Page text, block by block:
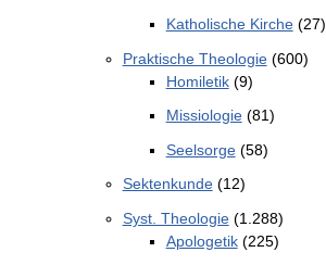
Katholische Kirche(27)
Praktische Theologie(600)
Homiletik(9)
Missiologie(81)
Seelsorge(58)
Sektenkunde(12)
Syst. Theologie(1.288)
Apologetik(225)